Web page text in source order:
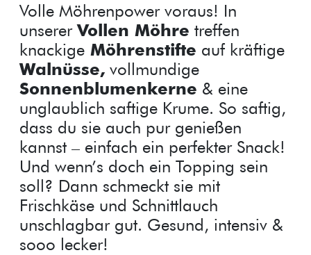
Volle Möhrenpower voraus! In
unsererVollen Möhre treffen
knackige Möhrenstifte auf kräftige
Walnüsse, vollmundige
Sonnenblumenkerne & eine
unglaublich saftige Krume. So saftig,
dass du sie auch pur genießen
kannst – einfach ein perfekter Snack!
Und wenn’s doch ein Topping sein
soll? Dann schmeckt sie mit
Frischkäse und Schnittlauch
unschlagbar gut. Gesund, intensiv &
sooo lecker!